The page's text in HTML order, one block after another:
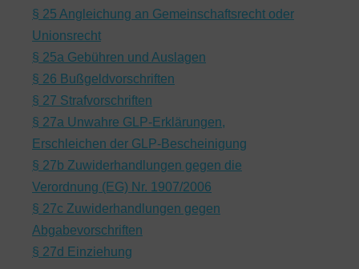
§ 25 Angleichung an Gemeinschaftsrecht oder
Unionsrecht
§ 25a Gebühren und Auslagen
§ 26 Bußgeldvorschriften
§ 27 Strafvorschriften
§ 27a Unwahre GLP-Erklärungen,
Erschleichen der GLP-Bescheinigung
§ 27b Zuwiderhandlungen gegen die
Verordnung (EG) Nr. 1907/2006
§ 27c Zuwiderhandlungen gegen
Abgabevorschriften
§ 27d Einziehung